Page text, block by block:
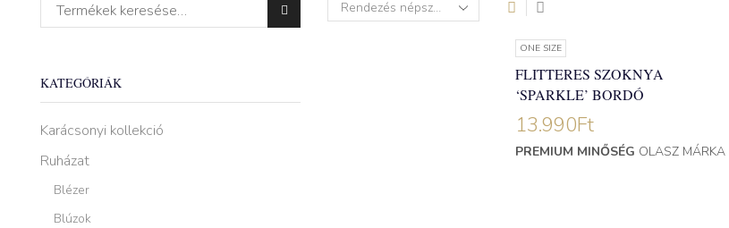
ONE SIZE
FLITTERES SZOKNYA
‘SPARKLE’ BORDÓ
13.990Ft
PREMIUM MINŐSÉG OLASZ MÁRKA
Keresés a következőre:
KATEGÓRIÁK
Karácsonyi kollekció
Ruházat
Blézer
Blúzok